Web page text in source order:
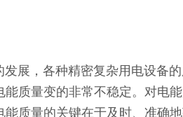
展，各种精密复杂用电设备
质量变的非常不稳定。对电
质量的关键在于及时、准确